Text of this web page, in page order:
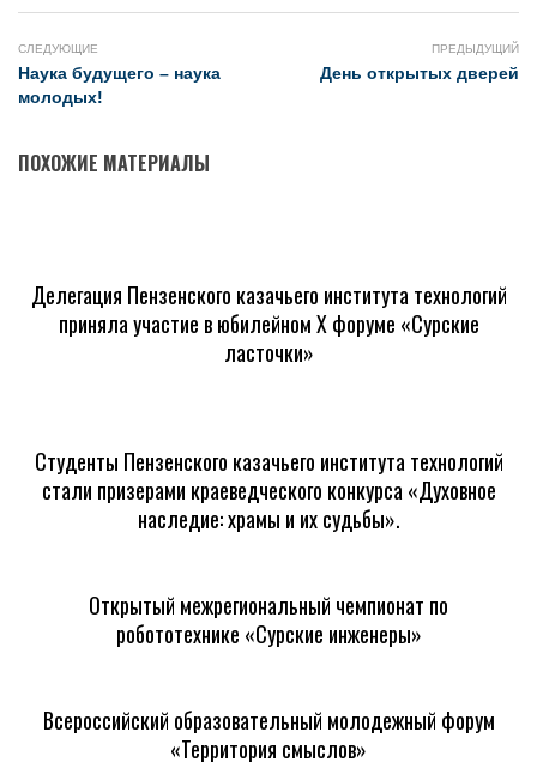
СЛЕДУЮЩИЕ
Наука будущего – наука
молодых!
ПРЕДЫДУЩИЙ
День открытых дверей
ПОХОЖИЕ МАТЕРИАЛЫ
Делегация Пензенского казачьего института технологий
приняла участие в юбилейном X форуме «Сурские
ласточки»
Студенты Пензенского казачьего института технологий
стали призерами краеведческого конкурса «Духовное
наследие: храмы и их судьбы».
Открытый межрегиональный чемпионат по
робототехнике «Сурские инженеры»
Всероссийский образовательный молодежный форум
«Территория смыслов»